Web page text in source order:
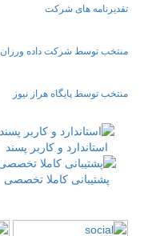
تقدیرنامه های شرکت
منتخب توسط شرکت داده ورزان
منتخب توسط پایگاه هراز نیوز
استاندارد و کاربر پسند
پشتیبانی کاملا تخصصی